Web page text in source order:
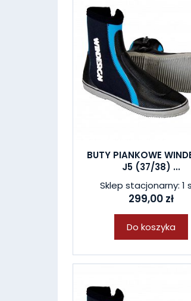
BUTY PIANKOWE
J5 (37/38) ...
Sklep stacjonarny: 1
299,00 zł
Do koszyka